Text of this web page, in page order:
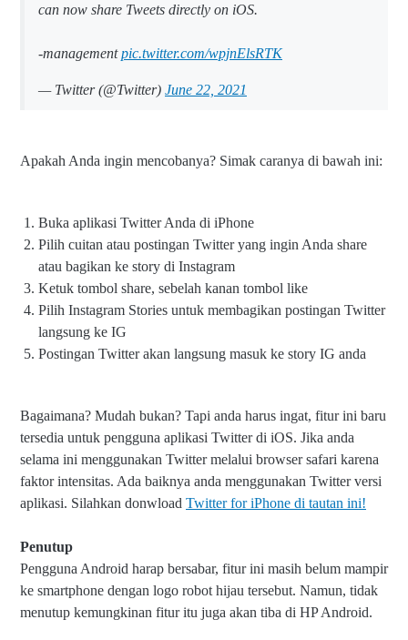
can now share Tweets directly on iOS.
-managementpic.twitter.com/wpjnElsRTK
— Twitter (@Twitter) June 22, 2021
Apakah Anda ingin mencobanya? Simak caranya di bawah ini:
Buka aplikasi Twitter Anda di iPhone
Pilih cuitan atau postingan Twitter yang ingin Anda share
atau bagikan ke story di Instagram
Ketuk tombol share, sebelah kanan tombol like
Pilih Instagram Stories untuk membagikan postingan Twitter
langsung ke IG
Postingan Twitter akan langsung masuk ke story IG anda
Bagaimana? Mudah bukan? Tapi anda harus ingat, fitur ini baru
tersedia untuk pengguna aplikasi Twitter di iOS. Jika anda
selama ini menggunakan Twitter melalui browser safari karena
faktor intensitas. Ada baiknya anda menggunakan Twitter versi
aplikasi. Silahkan donwload Twitter for iPhone di tautan ini!
Penutup
Pengguna Android harap bersabar, fitur ini masih belum mampir
ke smartphone dengan logo robot hijau tersebut. Namun, tidak
menutup kemungkinan fitur itu juga akan tiba di HP Android.